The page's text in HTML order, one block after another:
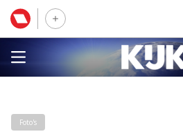
Foto's